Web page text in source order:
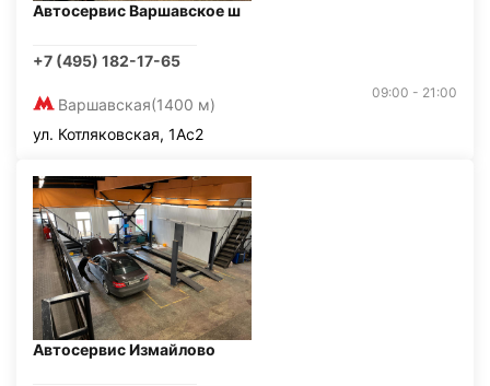
Автосервис Варшавское ш
+7 (495) 182-17-65
Варшавская(1400 м)
09:00 - 21:00
ул. Котляковская, 1Ас2
Автосервис Измайлово